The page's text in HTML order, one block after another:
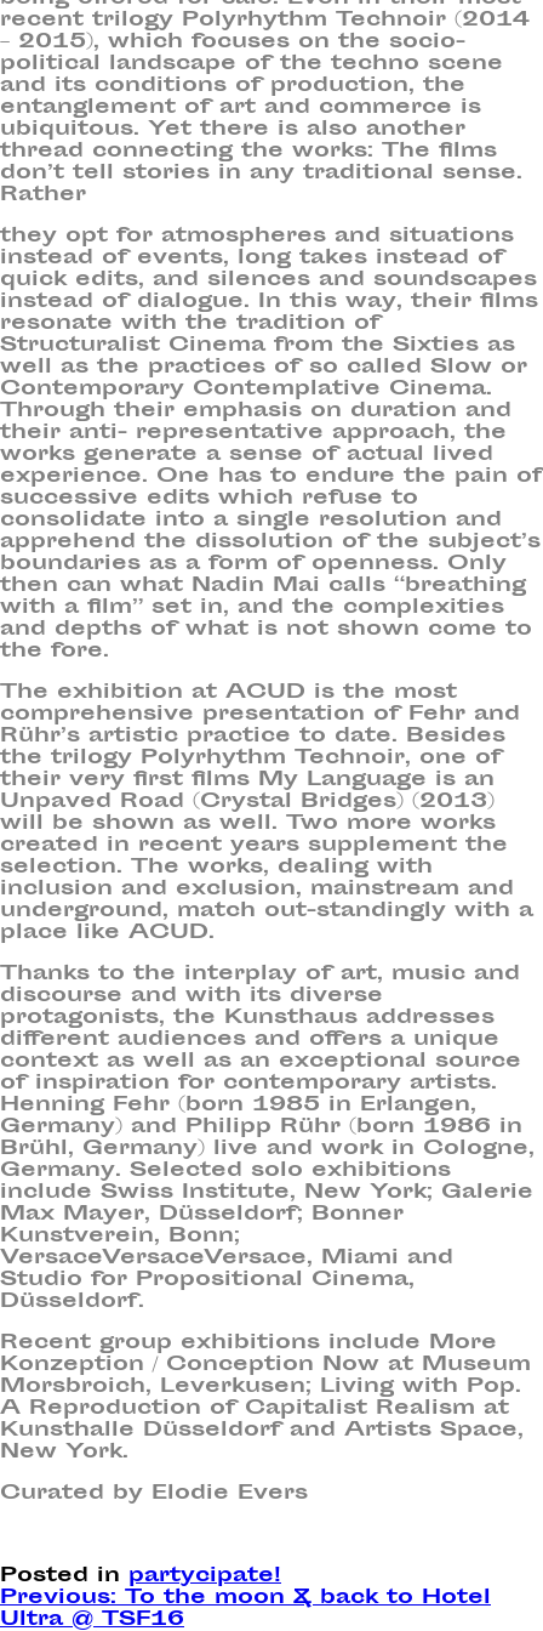
recent trilogy Polyrhythm Technoir (2014
– 2015), which focuses on the socio-
political landscape of the techno scene
and its conditions of production, the
entanglement of art and commerce is
ubiquitous. Yet there is also another
thread connecting the works: The films
don’t tell stories in any traditional sense.
Rather
they opt for atmospheres and situations
instead of events, long takes instead of
quick edits, and silences and soundscapes
instead of dialogue. In this way, their films
resonate with the tradition of
Structuralist Cinema from the Sixties as
well as the practices of so called Slow or
Contemporary Contemplative Cinema.
Through their emphasis on duration and
their anti- representative approach, the
works generate a sense of actual lived
experience. One has to endure the pain of
successive edits which refuse to
consolidate into a single resolution and
apprehend the dissolution of the subject’s
boundaries as a form of openness. Only
then can what Nadin Mai calls “breathing
with a film” set in, and the complexities
and depths of what is not shown come to
the fore.
The exhibition at ACUD is the most
comprehensive presentation of Fehr and
Rühr’s artistic practice to date. Besides
the trilogy Polyrhythm Technoir, one of
their very first films My Language is an
Unpaved Road (Crystal Bridges) (2013)
will be shown as well. Two more works
created in recent years supplement the
selection. The works, dealing with
inclusion and exclusion, mainstream and
underground, match out-standingly with a
place like ACUD.
Thanks to the interplay of art, music and
discourse and with its diverse
protagonists, the Kunsthaus addresses
different audiences and offers a unique
context as well as an exceptional source
of inspiration for contemporary artists.
Henning Fehr (born 1985 in Erlangen,
Germany) and Philipp Rühr (born 1986 in
Brühl, Germany) live and work in Cologne,
Germany. Selected solo exhibitions
include Swiss Institute, New York; Galerie
Max Mayer, Düsseldorf; Bonner
Kunstverein, Bonn;
VersaceVersaceVersace, Miami and
Studio for Propositional Cinema,
Düsseldorf.
Recent group exhibitions include More
Konzeption / Conception Now at Museum
Morsbroich, Leverkusen; Living with Pop.
A Reproduction of Capitalist Realism at
Kunsthalle Düsseldorf and Artists Space,
New York.
Curated by Elodie Evers
Posted in partycipate!
Post
Previous: To the moon & back to Hotel
Ultra @ TSF16